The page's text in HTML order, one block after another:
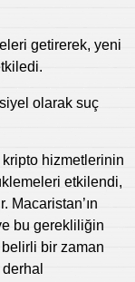
getirerek, yeni
olarak suç
kripto hizmetlerinin
etkilendi,
Macaristan’ın
bu gerekliliğin
bir zaman